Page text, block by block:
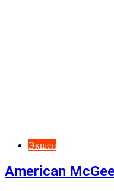
Экшен
American